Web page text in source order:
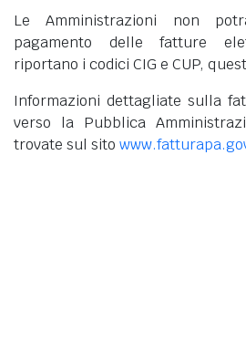
Le Amministrazioni non
pagamento delle fatture
riportano i codici CIG e CUP,
Informazioni dettagliate sulla
verso la Pubblica
trovate sul sito